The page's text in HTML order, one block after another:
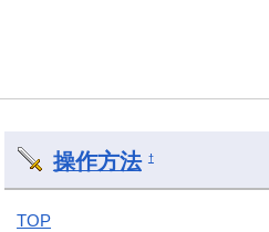
操作方法 †
TOP